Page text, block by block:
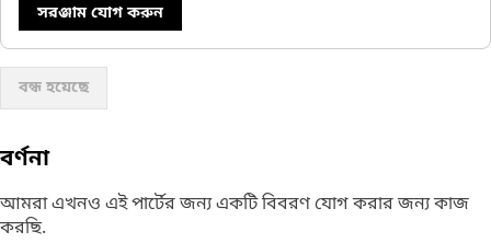
সরঞ্জাম যোগ করুন
বন্ধ হয়েছে
বর্ণনা
আমরা এখনও এই পার্টের জন্য একটি বিবরণ যোগ করার জন্য কাজ
করছি.